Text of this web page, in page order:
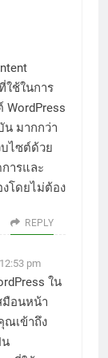
ใช้ในการ
WordPress
น มากกว่า
บไซต์ด้วย
ารและ
งโดยไม่ต้อง
REPLY
pm
ใน
มือนหน้า
ณเข้าถึง
น